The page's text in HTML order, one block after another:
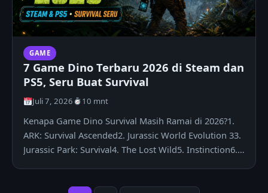
GAME
7 Game Dino Terbaru 2026 di Steam dan
PS5, Seru Buat Survival
Juli 7, 2026 10 mnt
Kenapa Game Dino Survival Masih Ramai di 2026?1.
ARK: Survival Ascended2. Jurassic World Evolution 33.
Jurassic Park: Survival4. The Lost Wild5. Instinction6.…